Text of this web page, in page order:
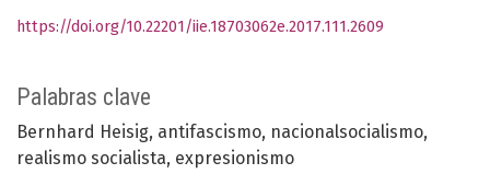
Palabras clave
Bernhard Heisig antifascismo nacionalsocialismo
realismo socialista expresionismo
https://doi.org/10.22201/iie.18703062e.2017.111.2609